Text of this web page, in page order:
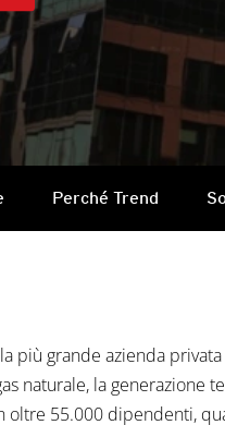
Perché Trend
la più grande azienda
naturale, la
oltre 55.000 dipendenti,